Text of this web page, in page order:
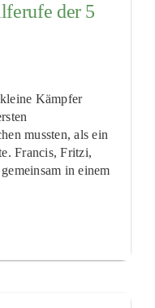
der 5
Kämpfer
mussten, als ein
Francis, Fritzi,
in einem